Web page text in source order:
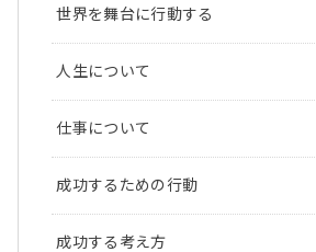
世界を舞台に行動する
人生について
仕事について
成功するための行動
成功する考え方